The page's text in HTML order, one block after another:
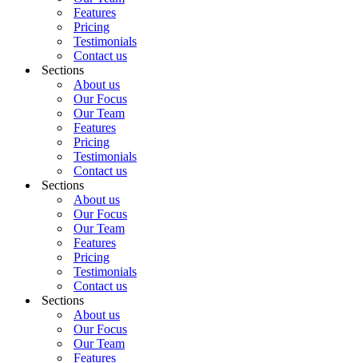
Features
Pricing
Testimonials
Contact us
Sections
About us
Our Focus
Our Team
Features
Pricing
Testimonials
Contact us
Sections
About us
Our Focus
Our Team
Features
Pricing
Testimonials
Contact us
Sections
About us
Our Focus
Our Team
Features